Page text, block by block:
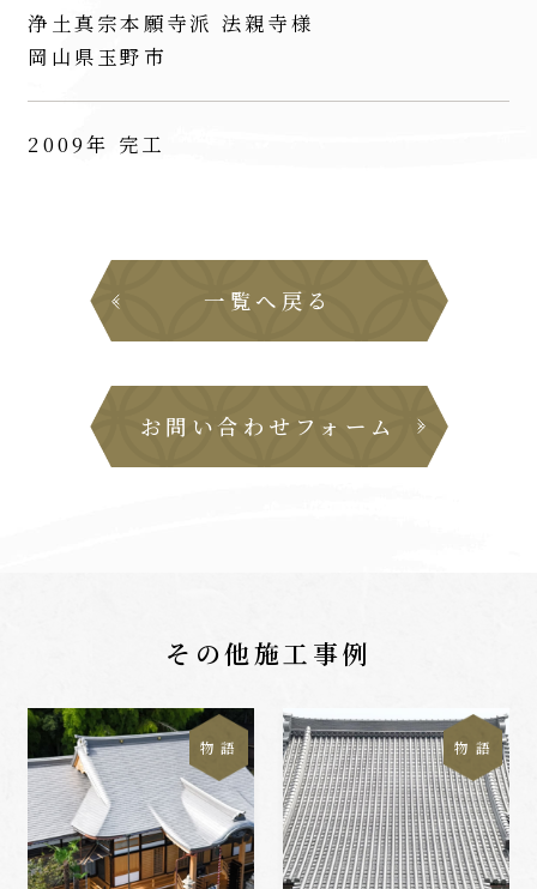
浄土真宗本願寺派 法親寺様
岡山県玉野市
2009年 完工
一覧へ戻る
お問い合わせフォーム
その他施工事例
物 語 物 語